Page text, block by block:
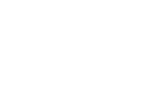
Деда мороза и Снегурочки
нарезки
огонек для взрослых